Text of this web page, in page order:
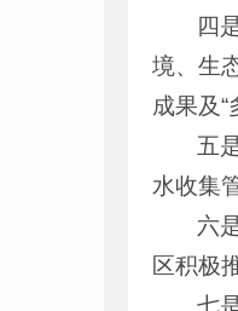
四
境、生
成果及
五
水收集
六
区积极
七